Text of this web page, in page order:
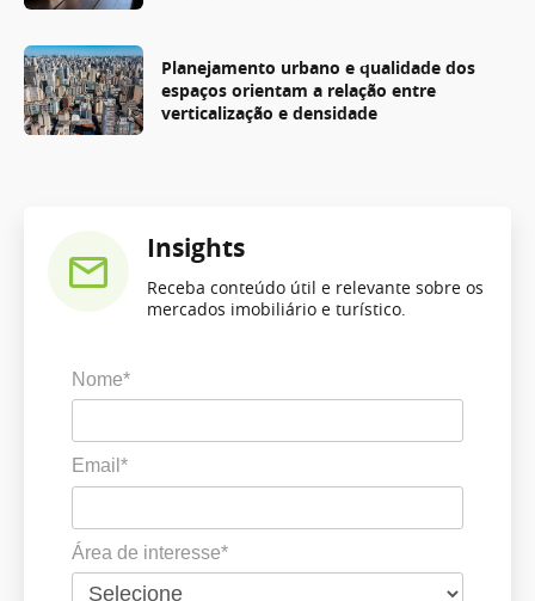
Planejamento urbano e qualidade dos
espaços orientam a relação entre
verticalização e densidade
Insights
Receba conteúdo útil e relevante sobre os
mercados imobiliário e turístico.
Nome*
Email*
Área de interesse*